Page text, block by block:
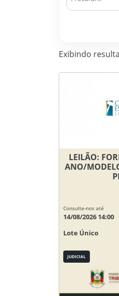
Exibindo
LEILÃO:
ANO/
Consulte-nos até
14/08/2026 14:00
Lote Único
JUDICIAL